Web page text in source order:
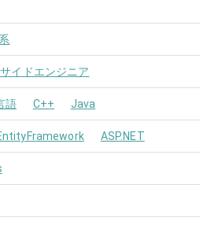
イドエンジニア
語 C++ Java
ASP.NET